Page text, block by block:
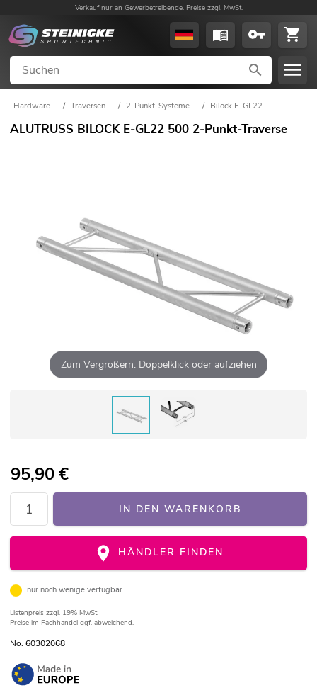
Verkauf nur an Gewerbetreibende. Preise zzgl. MwSt.
Hardware / Traversen / 2-Punkt-Systeme / Bilock E-GL22
ALUTRUSS BILOCK E-GL22 500 2-Punkt-Traverse
Zum Vergrößern: Doppelklick oder aufziehen
95,90€
IN DEN WARENKORB
HÄNDLER FINDEN
nur noch wenige verfügbar
Listenpreis zzgl. 19% MwSt.
Preise im Fachhandel ggf. abweichend.
No. 60302068